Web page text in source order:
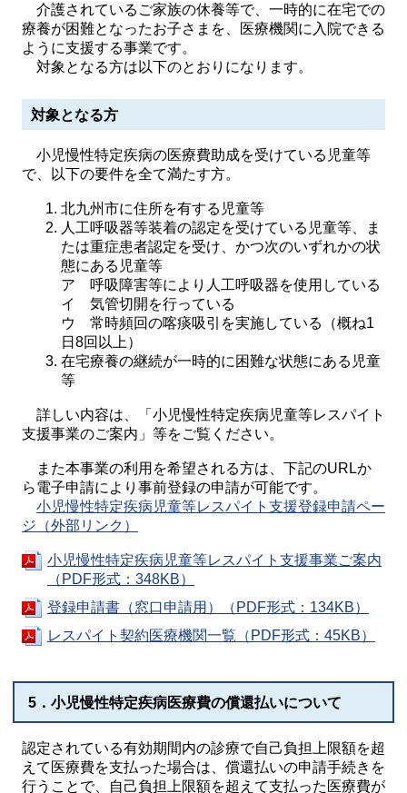
介護されているご家族の休養等で、一時的に在宅での
療養が困難となったお子さまを、医療機関に入院できる
ように支援する事業です。
対象となる方は以下のとおりになります。
対象となる方
小児慢性特定疾病の医療費助成を受けている児童等
で、以下の要件を全て満たす方。
北九州市に住所を有する児童等
人工呼吸器等装着の認定を受けている児童等、ま
たは重症患者認定を受け、かつ次のいずれかの状
態にある児童等
ア 呼吸障害等により人工呼吸器を使用している
イ 気管切開を行っている
ウ 常時頻回の喀痰吸引を実施している（概ね1
日8回以上）
在宅療養の継続が一時的に困難な状態にある児童
等
詳しい内容は、「小児慢性特定疾病児童等レスパイト
支援事業のご案内」等をご覧ください。
また本事業の利用を希望される方は、下記のURLか
ら電子申請により事前登録の申請が可能です。
小児慢性特定疾病児童等レスパイト支援登録申請ペー
ジ（外部リンク）
小児慢性特定疾病児童等レスパイト支援事業ご案内
（PDF形式：348KB）
登録申請書（窓口申請用）（PDF形式：134KB）
レスパイト契約医療機関一覧（PDF形式：45KB）
5．小児慢性特定疾病医療費の償還払いについて
認定されている有効期間内の診療で自己負担上限額を超
えて医療費を支払った場合は、償還払いの申請手続きを
行うことで、自己負担上限額を超えて支払った医療費が